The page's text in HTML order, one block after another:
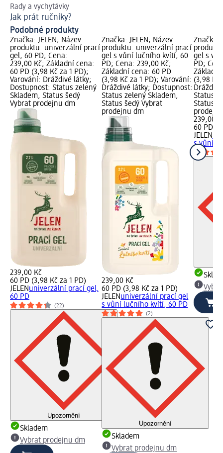
Rady a vychytávky
Jak prát ručníky?
Podobné produkty
Značka: JELEN; Název
produktu: univerzální prací
gel, 60 PD; Cena:
239,00 Kč; Základní cena:
60 PD (3,98 Kč za 1 PD);
Varování: Dráždivé látky;
Dostupnost: Status zelený
Skladem, Status šedý
Vybrat prodejnu dm
239,00 Kč
60 PD (3,98 Kč za 1 PD)
JELENuniverzální prací gel,
60 PD
(22)
Upozornění
Skladem
Vybrat prodejnu dm
Značka: JELEN; Název
produktu: univerzální prací
gel s vůní lučního kvítí, 60
PD; Cena: 239,00 Kč;
Základní cena: 60 PD
(3,98 Kč za 1 PD); Varování:
Dráždivé látky; Dostupnost:
Status zelený Skladem,
Status šedý Vybrat
prodejnu dm
239,00 Kč
60 PD (3,98 Kč za 1 PD)
JELENuniverzální prací gel
s vůní lučního kvítí, 60 PD
(2)
Upozornění
Skladem
Vybrat prodejnu dm
Značka:
gel s
PD;
Základní
(3,98 Kč
Status
Status
239,00
60 PD
JELEN
s vůní